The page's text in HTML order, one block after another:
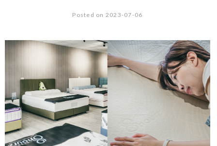
Posted on 2023-07-06